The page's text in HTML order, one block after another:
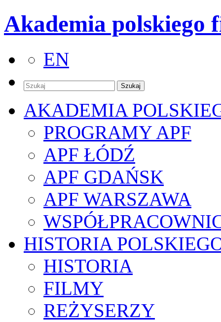
Akademia polskiego
EN
AKADEMIA
PROGRAMY APF
APF ŁÓDŹ
APF GDAŃSK
APF WARSZAWA
HISTORIA
HISTORIA
FILMY
REŻYSERZY